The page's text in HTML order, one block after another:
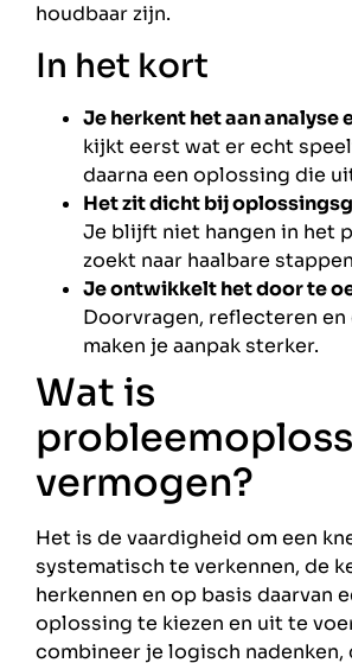
houdbaar zijn.
In het kort
Je herkent het aan analyse
kijkt eerst wat er echt
daarna een oplossing die
Het zit dicht bij
Je blijft niet hangen in het
zoekt naar haalbare
Je ontwikkelt het door te
Doorvragen, reflecteren en
maken je aanpak sterker.
Wat is
vermogen?
Het is de vaardigheid om een
systematisch te verkennen, de
herkennen en op basis daarvan
oplossing te kiezen en uit te
combineer je logisch